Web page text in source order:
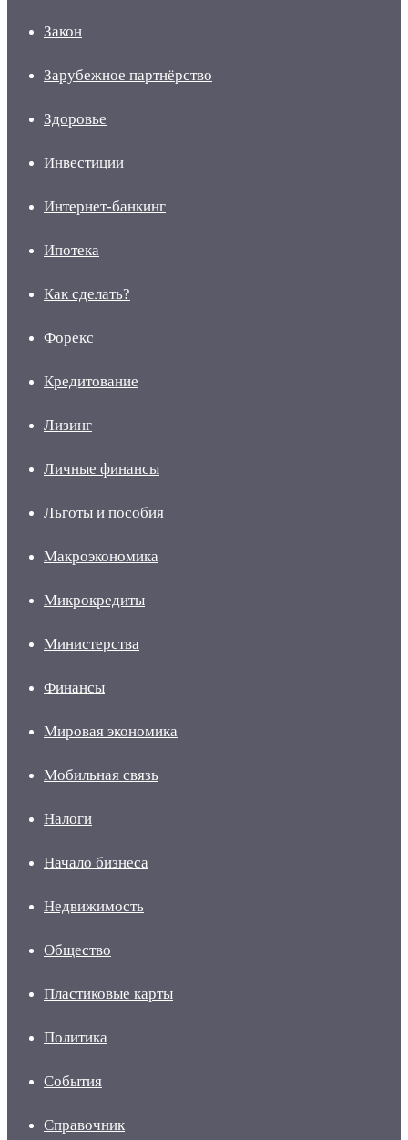
Закон
Зарубежное партнёрство
Здоровье
Инвестиции
Интернет-банкинг
Ипотека
Как сделать?
Форекс
Кредитование
Лизинг
Личные финансы
Льготы и пособия
Макроэкономика
Микрокредиты
Министерства
Финансы
Мировая экономика
Мобильная связь
Налоги
Начало бизнеса
Недвижимость
Общество
Пластиковые карты
Политика
События
Справочник